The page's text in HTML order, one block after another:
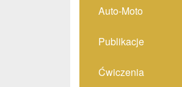
Auto-Moto
Publikacje
Ćwiczenia